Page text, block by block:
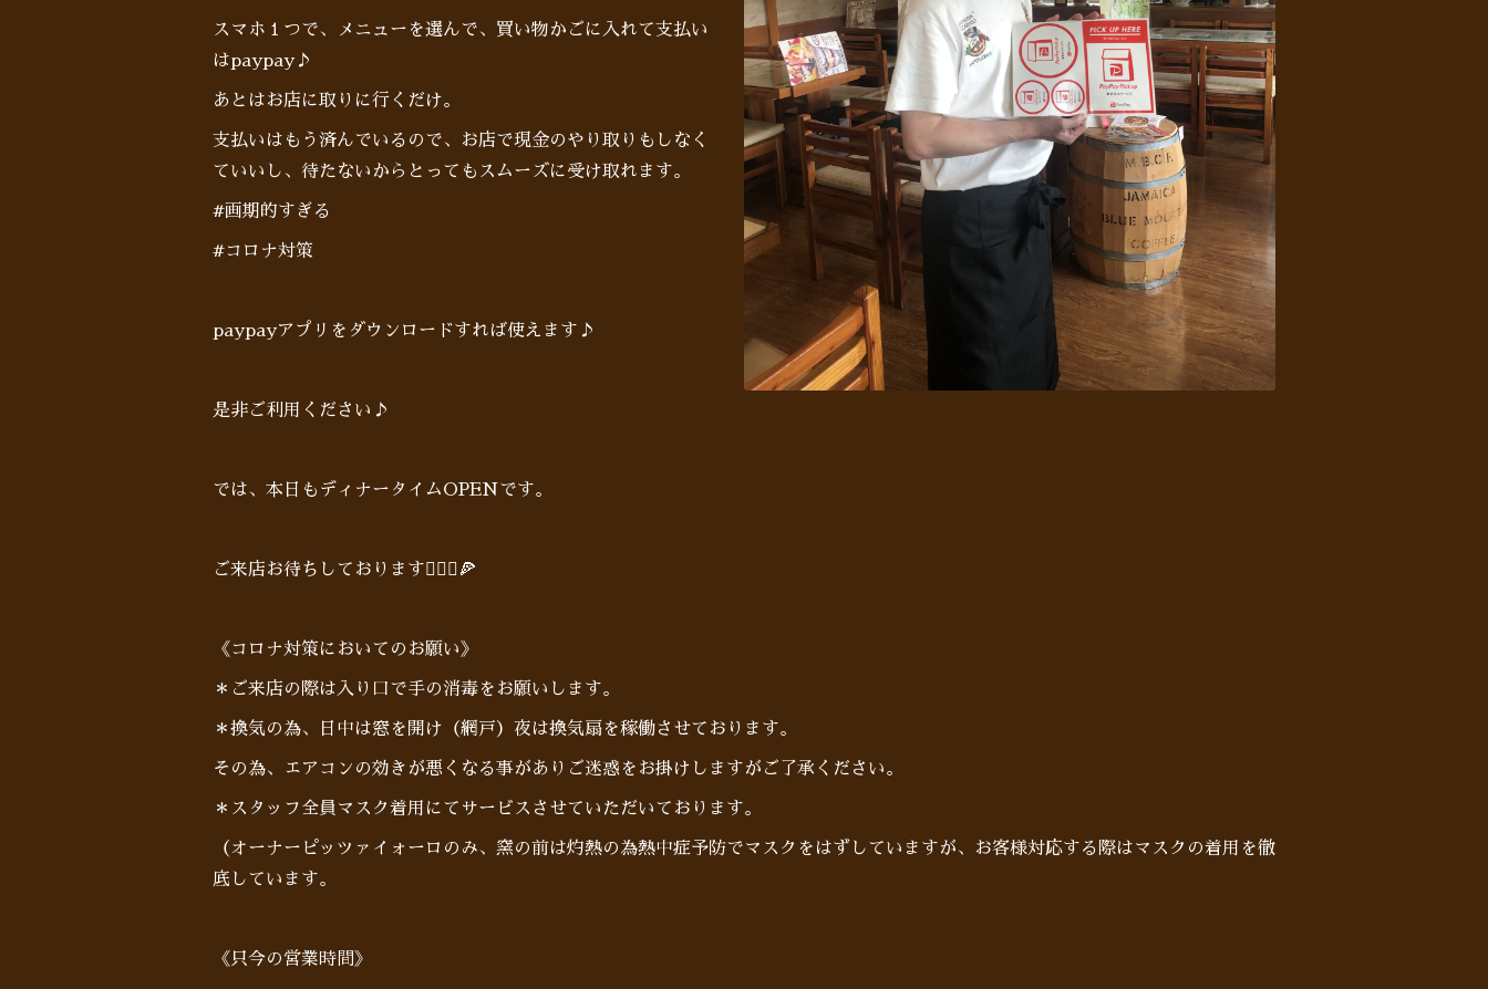
スマホ１つで、メニューを選んで、買い物かごに入れて支払い
はpaypay♪
あとはお店に取りに行くだけ。
支払いはもう済んでいるので、お店で現金のやり取りもしなく
ていいし、待たないからとってもスムーズに受け取れます。
#画期的すぎる
#コロナ対策
paypayアプリをダウンロードすれば使えます♪
是非ご利用ください♪
では、本日もディナータイムOPENです。
ご来店お待ちしております🙋🏻‍♂️🍕
《コロナ対策においてのお願い》
＊ご来店の際は入り口で手の消毒をお願いします。
＊換気の為、日中は窓を開け（網戸）夜は換気扇を稼働させております。
その為、エアコンの効きが悪くなる事がありご迷惑をお掛けしますがご了承ください。
＊スタッフ全員マスク着用にてサービスさせていただいております。
（オーナーピッツァイォーロのみ、窯の前は灼熱の為熱中症予防でマスクをはずしていますが、お客様対応する際はマスクの着用を徹
底しています。
《只今の営業時間》